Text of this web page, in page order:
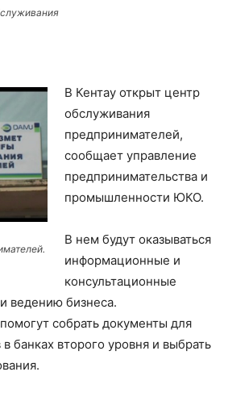
В Кентау открыт центр
обслуживания
предпринимателей,
сообщает управление
предпринимательства и
промышленности ЮКО.
В нем будут оказываться
информационные и
консультационные
ведению бизнеса.
собрать документы для
банках второго уровня и выбрать